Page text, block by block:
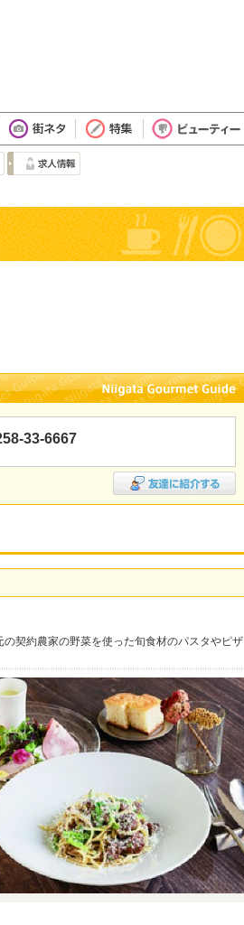
33-6667
契約農家の野菜を使った旬食材のパスタやピザ